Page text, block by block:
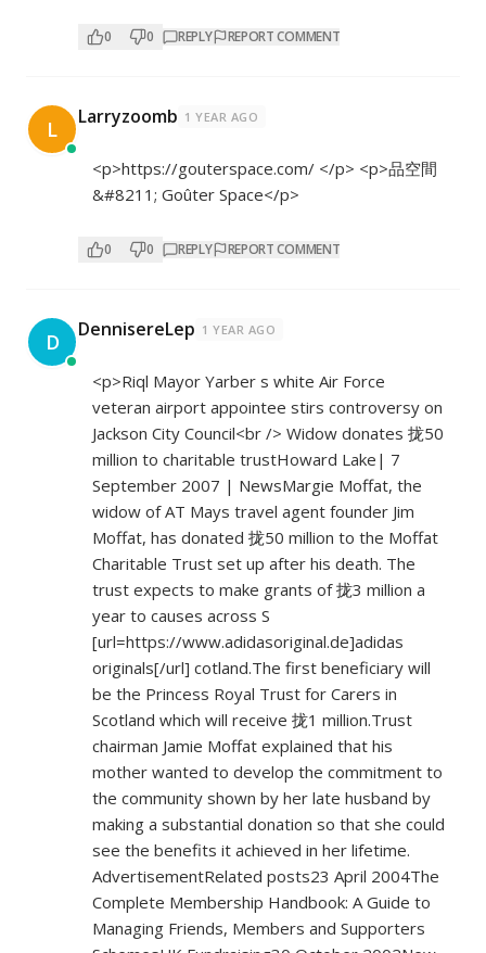
0 0 REPLY REPORT COMMENT
L Larryzoomb 1 YEAR AGO
<p>https://gouterspace.com/ </p> <p>品空間
&#8211; Goûter Space</p>
0 0 REPLY REPORT COMMENT
D DennisereLep 1 YEAR AGO
<p>Riql Mayor Yarber s white Air Force
veteran airport appointee stirs controversy on
Jackson City Council<br /> Widow donates 拢50
million to charitable trustHoward Lake| 7
September 2007 | NewsMargie Moffat, the
widow of AT Mays travel agent founder Jim
Moffat, has donated 拢50 million to the Moffat
Charitable Trust set up after his death. The
trust expects to make grants of 拢3 million a
year to causes across S
[url=https://www.adidasoriginal.de]adidas
originals[/url] cotland.The first beneficiary will
be the Princess Royal Trust for Carers in
Scotland which will receive 拢1 million.Trust
chairman Jamie Moffat explained that his
mother wanted to develop the commitment to
the community shown by her late husband by
making a substantial donation so that she could
see the benefits it achieved in her lifetime.
AdvertisementRelated posts23 April 2004The
Complete Membership Handbook: A Guide to
Managing Friends, Members and Supporters